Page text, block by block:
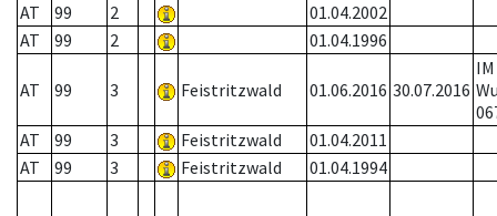
AT
99 2
01.04.2002
AT
99 2 01.04.1996
AT 99 3 Feistritzwald 01.06.2016 30.07.2016
AT
99 3 Feistritzwald
01.04.2011
AT
99 3 Feistritzwald 01.04.1994